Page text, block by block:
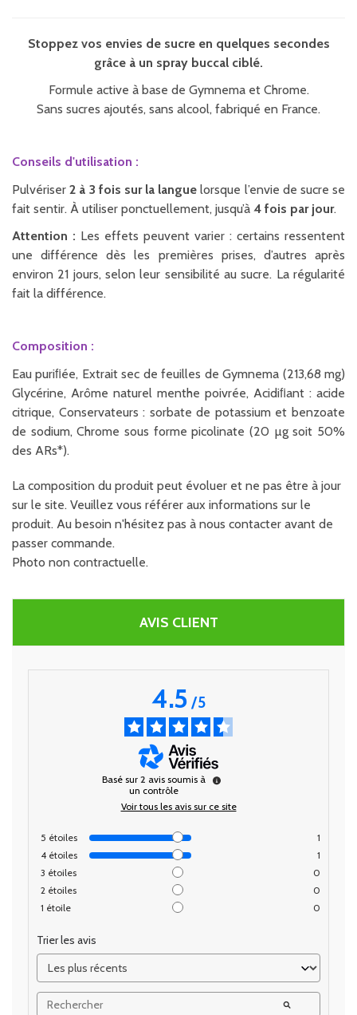
Stoppez vos envies de sucre en quelques secondes
grâce à un spray buccal ciblé.
Formule active à base de Gymnema et Chrome.
Sans sucres ajoutés, sans alcool, fabriqué en France.
Conseils d'utilisation :
Pulvériser2 à 3 fois sur la langue lorsque l’envie de sucre se
fait sentir. À utiliser ponctuellement, jusqu’à 4 fois par jour.
Attention : Les effets peuvent varier : certains ressentent
une différence dès les premières prises, d’autres après
environ 21 jours, selon leur sensibilité au sucre. La régularité
fait la différence.
Composition :
Eau puriﬁée, Extrait sec de feuilles de Gymnema (213,68 mg)
Glycérine, Arôme naturel menthe poivrée, Acidiﬁant : acide
citrique, Conservateurs : sorbate de potassium et benzoate
de sodium, Chrome sous forme picolinate (20 µg soit 50%
des ARs*).
La composition du produit peut évoluer et ne pas être à jour
sur le site. Veuillez vous référer aux informations sur le
produit. Au besoin n'hésitez pas à nous contacter avant de
passer commande.
Photo non contractuelle.
AVIS CLIENT
4.5/5
Basé sur 2 avis soumis à
un contrôle
Voir tous les avis sur ce site
5 étoiles
1
4 étoiles
1
3 étoiles
0
2 étoiles
0
1 étoile 0
Trier les avis